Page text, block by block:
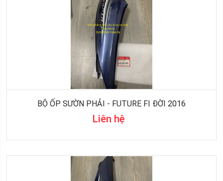
BỘ ỐP SƯỜN PHẢI - FUTURE FI ĐỜI 2016
Liên hệ